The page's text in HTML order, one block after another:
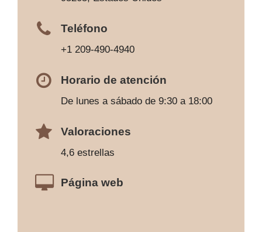
Teléfono
+1 209-490-4940
Horario de atención
De lunes a sábado de 9:30 a 18:00
Valoraciones
4,6 estrellas
Página web